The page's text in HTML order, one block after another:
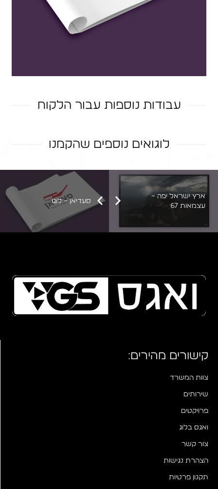
עבודות נוספות עבור הלקוח
אתר 'רוני וגיא'
פייסבוק רוני וגיא
לוגואים נוספים שהקמנו
MY SPACE
לוגו – ׳אלריה איטום׳
GC מעבדת סלולר
סעדיאן – לוגו
ארץ ישראל יפה –
עצמאות 67
קישורים מהירים:
צוות המשרד
שירותים
פרויקטים
ואגס בלוג
צור קשר
הצהרת נגישות
תקנון פרטיות